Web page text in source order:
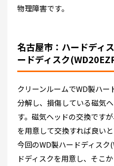
物理障害です。
名古屋市：ハードディ
ードディスク
クリーンルームでWD製ハー
分解し、損傷している磁気
す。磁気ヘッドの交換です
を用意して交換すれば良い
今回のWD製ハードディスク
ドディスクを用意し、そこ